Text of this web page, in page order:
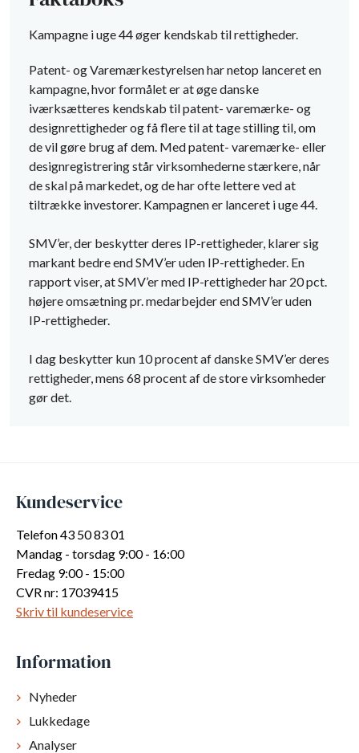
Kampagne i uge 44 øger kendskab til rettigheder.
Patent- og Varemærkestyrelsen har netop lanceret en
kampagne, hvor formålet er at øge danske
iværksætteres kendskab til patent- varemærke- og
designrettigheder og få flere til at tage stilling til, om
de vil gøre brug af dem. Med patent- varemærke- eller
designregistrering står virksomhederne stærkere, når
de skal på markedet, og de har ofte lettere ved at
tiltrække investorer. Kampagnen er lanceret i uge 44.
SMV’er, der beskytter deres IP-rettigheder, klarer sig
markant bedre end SMV’er uden IP-rettigheder. En
rapport viser, at SMV’er med IP-rettigheder har 20 pct.
højere omsætning pr. medarbejder end SMV’er uden
IP-rettigheder.
I dag beskytter kun 10 procent af danske SMV’er deres
rettigheder, mens 68 procent af de store virksomheder
gør det.
Kundeservice
Telefon 43 50 83 01
Mandag - torsdag 9:00 - 16:00
Fredag 9:00 - 15:00
CVR nr: 17039415
Skriv til kundeservice
Information
Nyheder
Lukkedage
Analyser